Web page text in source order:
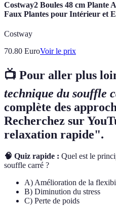
Costway2 Boules 48 cm Plante
Faux Plantes pour Intérieur et
Costway
70.80 EuroVoir le prix
📺 Pour aller plus
technique du souffle
complète des
Recherchez sur
relaxation rapide".
🧠 Quiz rapide : Quel est le
souffle carré ?
A) Amélioration de la
B) Diminution du stress
C) Perte de poids